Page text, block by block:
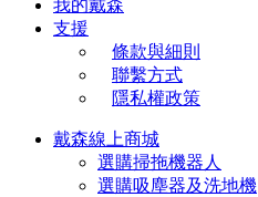
我的戴森
支援
條款與細則
聯繫方式
隱私權政策
戴森線上商城
選購掃拖機器人
選購吸塵器及洗地機